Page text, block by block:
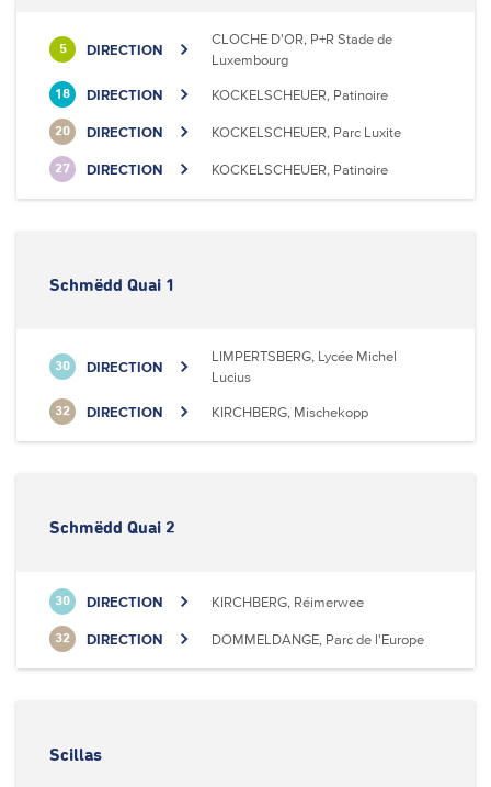
5 DIRECTION
CLOCHE D'OR, P+R Stade de
Luxembourg
18 DIRECTION KOCKELSCHEUER, Patinoire
20 DIRECTION KOCKELSCHEUER, Parc Luxite
27 DIRECTION KOCKELSCHEUER, Patinoire
Schmëdd Quai 1
30 DIRECTION
LIMPERTSBERG, Lycée Michel
Lucius
32 DIRECTION KIRCHBERG, Mischekopp
Schmëdd Quai 2
30 DIRECTION KIRCHBERG, Réimerwee
32 DIRECTION DOMMELDANGE, Parc de l'Europe
Scillas